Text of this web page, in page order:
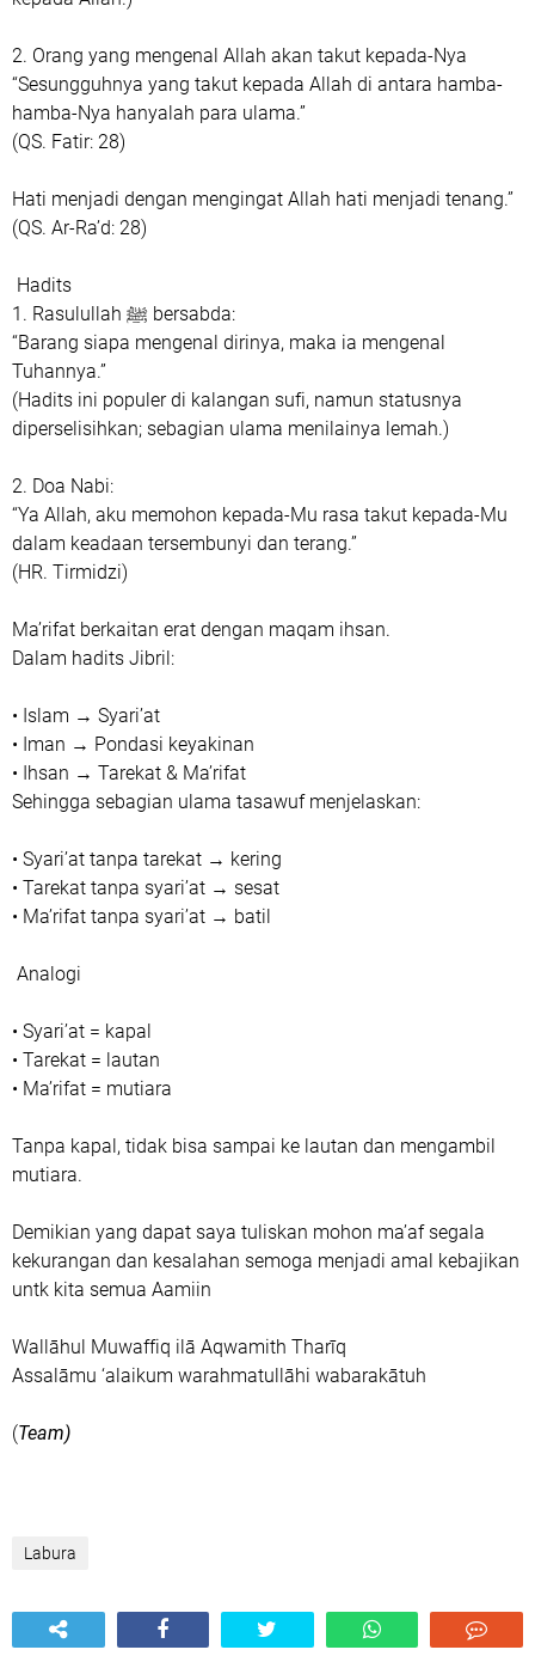
‎2. Orang yang mengenal Allah akan takut kepada-Nya
‎“Sesungguhnya yang takut kepada Allah di antara hamba-
hamba-Nya hanyalah para ulama.”
‎(QS. Fatir: 28)
‎Hati menjadi dengan mengingat Allah hati menjadi tenang.”
‎(QS. Ar-Ra’d: 28)
‎ Hadits
‎1. Rasulullah ﷺ bersabda:
‎“Barang siapa mengenal dirinya, maka ia mengenal
Tuhannya.”
‎(Hadits ini populer di kalangan sufi, namun statusnya
diperselisihkan; sebagian ulama menilainya lemah.)
‎2. Doa Nabi:
‎“Ya Allah, aku memohon kepada-Mu rasa takut kepada-Mu
dalam keadaan tersembunyi dan terang.”
‎(HR. Tirmidzi)
‎Ma’rifat berkaitan erat dengan maqam ihsan.
‎Dalam hadits Jibril:
‎• Islam → Syari’at
‎• Iman → Pondasi keyakinan
‎• Ihsan → Tarekat & Ma’rifat
‎Sehingga sebagian ulama tasawuf menjelaskan:
‎• Syari’at tanpa tarekat → kering
‎• Tarekat tanpa syari’at → sesat
‎• Ma’rifat tanpa syari’at → batil
‎ Analogi
‎• Syari’at = kapal
‎• Tarekat = lautan
‎• Ma’rifat = mutiara
‎Tanpa kapal, tidak bisa sampai ke lautan dan mengambil
mutiara.
‎Demikian yang dapat saya tuliskan mohon ma’af segala
kekurangan dan kesalahan semoga menjadi amal kebajikan
untk kita semua Aamiin
‎Wallāhul Muwaffiq ilā Aqwamith Tharīq
‎Assalāmu ‘alaikum warahmatullāhi wabarakātuh
‎(Team)
Labura